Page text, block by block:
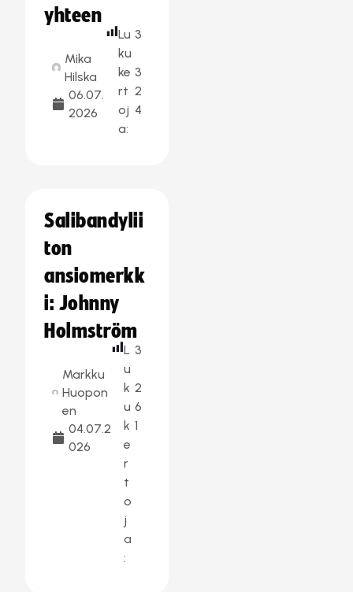
yhteen
Mika
Hilska
06.07.
2026
Lu
ku
ke
rt
oj
a:
3
3
2
4
Salibandylii
ton
ansiomerkk
i: Johnny
Holmström
Markku
Huopon
en
04.07.2
026
L
u
k
u
k
e
r
t
o
j
a
:
3
2
6
1